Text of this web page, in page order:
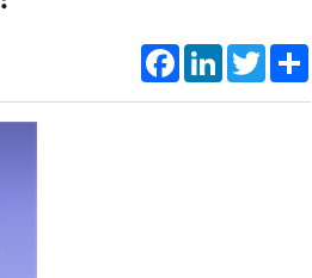
Facebook
LinkedIn